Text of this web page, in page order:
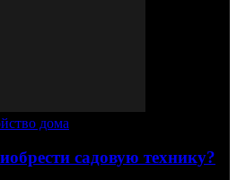
дома
садовую технику?